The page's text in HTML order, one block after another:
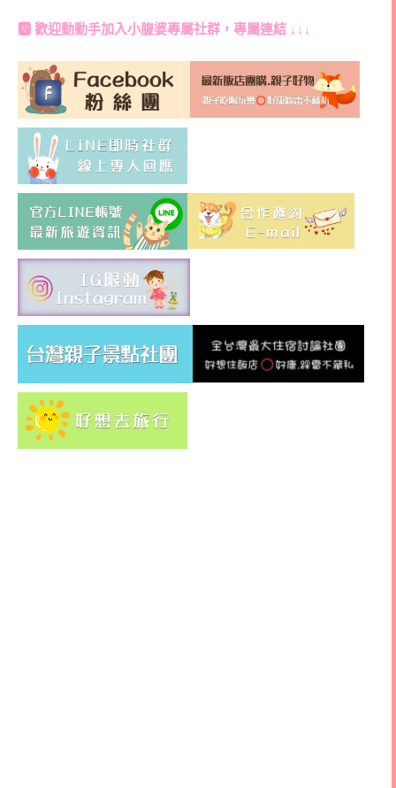
🆅 歡迎動動手加入小腹婆專屬社群 ，專屬連結 ↓↓↓